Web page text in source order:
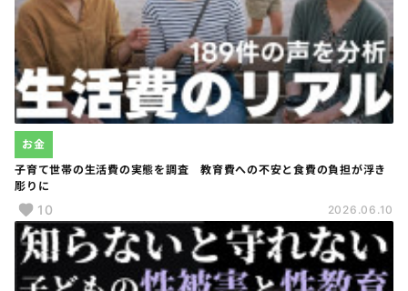
子育て世帯の生活費の実態を調査 教育費への不安と食費の負担が浮き
彫りに
お金
10 2026.06.10